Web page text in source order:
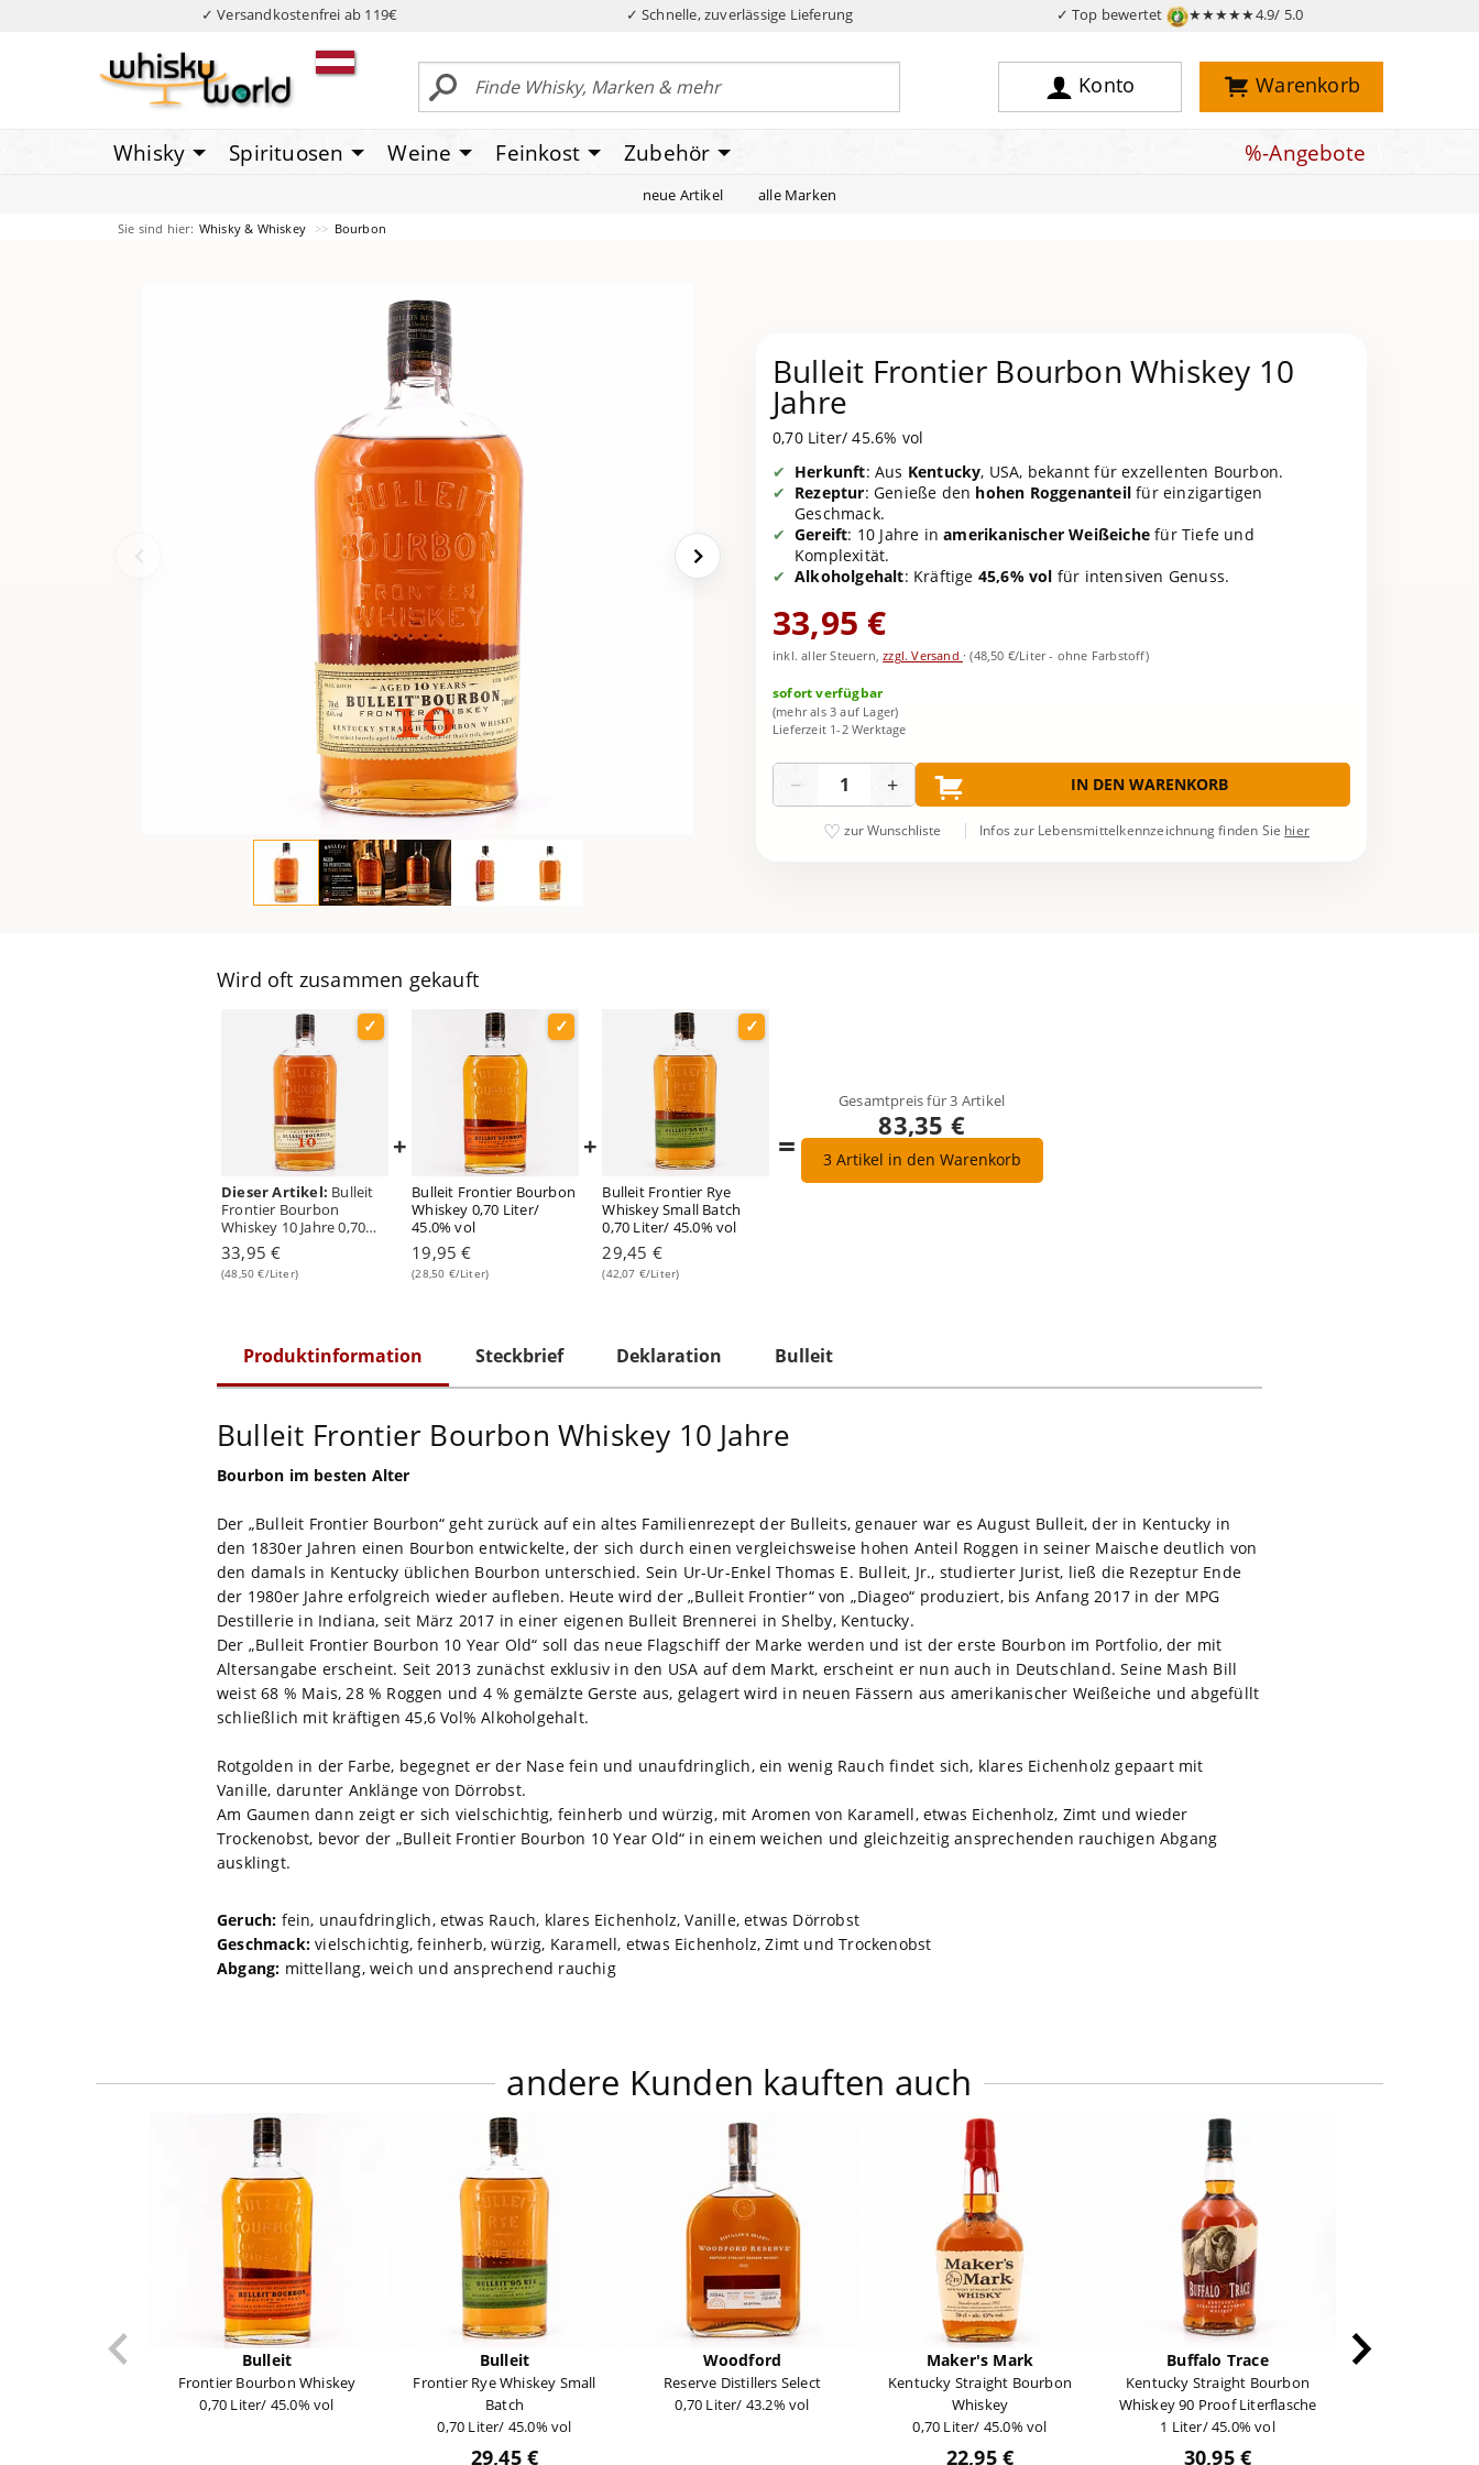
✓ Versandkostenfrei ab 119€ ✓ Schnelle, zuverlässige Lieferung ✓ Top bewertet ★★★★★4.9/ 5.0
Konto Warenkorb
Whisky Spirituosen Weine Feinkost Zubehör %-Angebote
neue Artikel alle Marken
Sie sind hier: Whisky & Whiskey Bourbon
Bulleit Frontier Bourbon Whiskey 10
Jahre
0,70 Liter/ 45.6% vol
Herkunft: Aus Kentucky, USA, bekannt für exzellenten Bourbon.
Rezeptur: Genieße den hohen Roggenanteil für einzigartigen
Geschmack.
Gereift: 10 Jahre inamerikanischer Weißeiche für Tiefe und
Komplexität.
Alkoholgehalt: Kräftige 45,6% vol für intensiven Genuss.
33,95 €
inkl. aller Steuern,zzgl. Versand ·(48,50 €/Liter - ohne Farbstoff)
sofort verfügbar
(mehr als 3 auf Lager)
Lieferzeit 1-2 Werktage
− + IN DEN WARENKORB
zur Wunschliste Infos zur Lebensmittelkennzeichnung finden Sie hier
Wird oft zusammen gekauft
Dieser Artikel: Bulleit
Frontier Bourbon
Whiskey 10 Jahre 0,70
Liter/ 45.6% vol
33,95 €
(48,50 €/Liter)
+
Bulleit Frontier Bourbon
Whiskey 0,70 Liter/
45.0% vol
19,95 €
(28,50 €/Liter)
+
Bulleit Frontier Rye
Whiskey Small Batch
0,70 Liter/ 45.0% vol
29,45 €
(42,07 €/Liter)
=
Gesamtpreis für3 Artikel
83,35 €
3Artikel in den Warenkorb
Produktinformation Steckbrief Deklaration Bulleit
Bulleit Frontier Bourbon Whiskey 10 Jahre
Bourbon im besten Alter
Der „Bulleit Frontier Bourbon“ geht zurück auf ein altes Familienrezept der Bulleits, genauer war es August Bulleit, der in Kentucky in
den 1830er Jahren einen Bourbon entwickelte, der sich durch einen vergleichsweise hohen Anteil Roggen in seiner Maische deutlich von
den damals in Kentucky üblichen Bourbon unterschied. Sein Ur-Ur-Enkel Thomas E. Bulleit, Jr., studierter Jurist, ließ die Rezeptur Ende
der 1980er Jahre erfolgreich wieder aufleben. Heute wird der „Bulleit Frontier“ von „Diageo“ produziert, bis Anfang 2017 in der MPG
Destillerie in Indiana, seit März 2017 in einer eigenen Bulleit Brennerei in Shelby, Kentucky.
Der „Bulleit Frontier Bourbon 10 Year Old“ soll das neue Flagschiff der Marke werden und ist der erste Bourbon im Portfolio, der mit
Altersangabe erscheint. Seit 2013 zunächst exklusiv in den USA auf dem Markt, erscheint er nun auch in Deutschland. Seine Mash Bill
weist 68 % Mais, 28 % Roggen und 4 % gemälzte Gerste aus, gelagert wird in neuen Fässern aus amerikanischer Weißeiche und abgefüllt
schließlich mit kräftigen 45,6 Vol% Alkoholgehalt.
Rotgolden in der Farbe, begegnet er der Nase fein und unaufdringlich, ein wenig Rauch findet sich, klares Eichenholz gepaart mit
Vanille, darunter Anklänge von Dörrobst.
Am Gaumen dann zeigt er sich vielschichtig, feinherb und würzig, mit Aromen von Karamell, etwas Eichenholz, Zimt und wieder
Trockenobst, bevor der „Bulleit Frontier Bourbon 10 Year Old“ in einem weichen und gleichzeitig ansprechenden rauchigen Abgang
ausklingt.
Geruch: fein, unaufdringlich, etwas Rauch, klares Eichenholz, Vanille, etwas Dörrobst
Geschmack: vielschichtig, feinherb, würzig, Karamell, etwas Eichenholz, Zimt und Trockenobst
Abgang: mittellang, weich und ansprechend rauchig
andere Kunden kauften auch
Bulleit
Frontier Bourbon Whiskey
0,70 Liter/ 45.0% vol
Bulleit
Frontier Rye Whiskey Small
Batch
0,70 Liter/ 45.0% vol
29,45 €
Woodford
Reserve Distillers Select
0,70 Liter/ 43.2% vol
Maker's Mark
Kentucky Straight Bourbon
Whiskey
0,70 Liter/ 45.0% vol
22,95 €
Buffalo Trace
Kentucky Straight Bourbon
Whiskey 90 Proof Literflasche
1 Liter/ 45.0% vol
30,95 €